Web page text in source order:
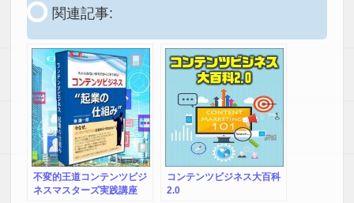
関連記事:
不変的王道コンテンツビジ
ネスマスターズ実践講座
コンテンツビジネス大百科
2.0